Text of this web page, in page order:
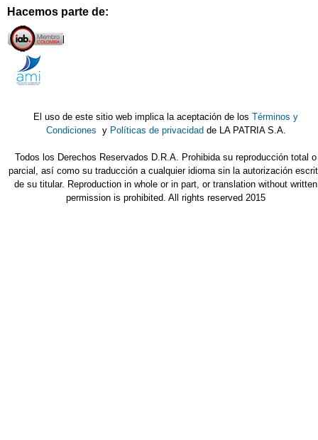
Hacemos parte de:
El uso de este sitio web implica la aceptación de losTérminos y
Condiciones y Políticas de privacidad de LA PATRIA S.A.
Todos los Derechos Reservados D.R.A. Prohibida su reproducción total o
parcial, así como su traducción a cualquier idioma sin la autorización
de su titular. Reproduction in whole or in part, or translation without written
permission is prohibited. All rights reserved 2015